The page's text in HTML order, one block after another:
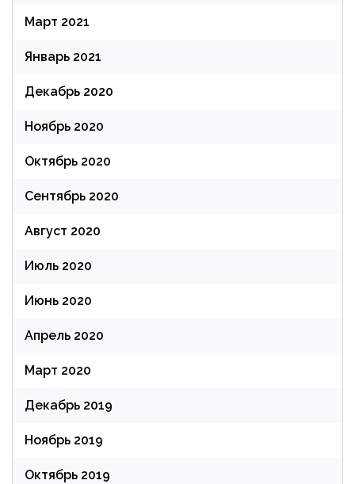
Март 2021
Январь 2021
Декабрь 2020
Ноябрь 2020
Октябрь 2020
Сентябрь 2020
Август 2020
Июль 2020
Июнь 2020
Апрель 2020
Март 2020
Декабрь 2019
Ноябрь 2019
Октябрь 2019